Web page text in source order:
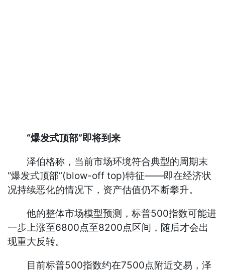
“爆发式顶部”即将到来
泽伯格称，当前市场环境符合典型的周期末
“爆发式顶部”(blow-off top)特征——即在经济状
况持续恶化的情况下，资产估值仍不断攀升。
他的整体市场模型预测，标普500指数可能进
一步上涨至6800点至8200点区间，随后才会出
现重大反转。
目前标普500指数约在7500点附近交易，泽